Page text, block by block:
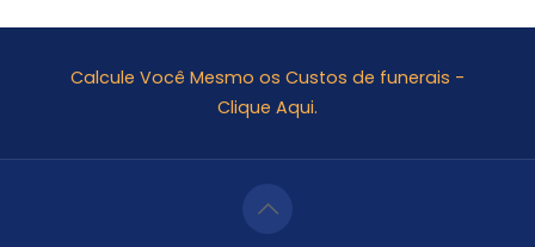
Calcule Você Mesmo os Custos de funerais -
Clique Aqui.